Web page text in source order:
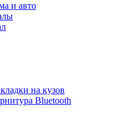
и авто
на кузов
Bluetooth